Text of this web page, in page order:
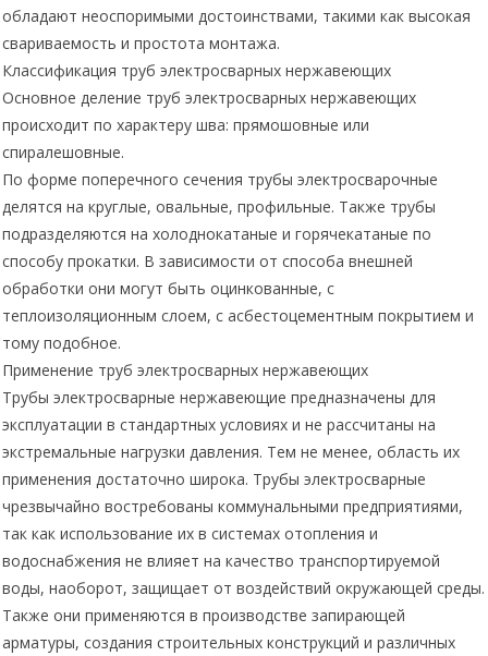
обладают неоспоримыми достоинствами, такими как высокая
свариваемость и простота монтажа.
Классификация труб электросварных нержавеющих
Основное деление труб электросварных нержавеющих
происходит по характеру шва: прямошовные или
спиралешовные.
По форме поперечного сечения трубы электросварочные
делятся на круглые, овальные, профильные. Также трубы
подразделяются на холоднокатаные и горячекатаные по
способу прокатки. В зависимости от способа внешней
обработки они могут быть оцинкованные, с
теплоизоляционным слоем, с асбестоцементным покрытием и
тому подобное.
Применение труб электросварных нержавеющих
Трубы электросварные нержавеющие предназначены для
эксплуатации в стандартных условиях и не рассчитаны на
экстремальные нагрузки давления. Тем не менее, область их
применения достаточно широка. Трубы электросварные
чрезвычайно востребованы коммунальными предприятиями,
так как использование их в системах отопления и
водоснабжения не влияет на качество транспортируемой
воды, наоборот, защищает от воздействий окружающей среды.
Также они применяются в производстве запирающей
арматуры, создания строительных конструкций и различных